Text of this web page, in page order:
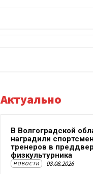
Актуально
В Волгоградской
наградили
тренеров в
физкультурника
НОВОСТИ 08.08.2026